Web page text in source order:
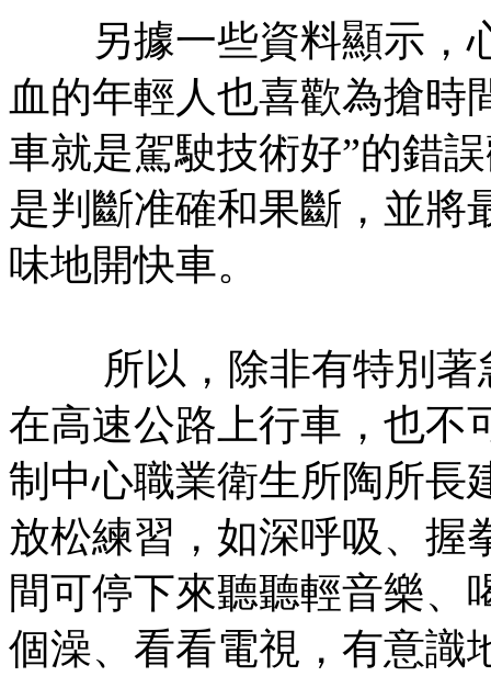
另據一些資料顯示，
血的年輕人也喜歡為搶時
車就是駕駛技術好”的錯
是判斷准確和果斷，並將
味地開快車。
所以，除非有特別著
在高速公路上行車，也不
制中心職業衛生所陶所長
放松練習，如深呼吸、握
間可停下來聽聽輕音樂、
個澡、看看電視，有意識